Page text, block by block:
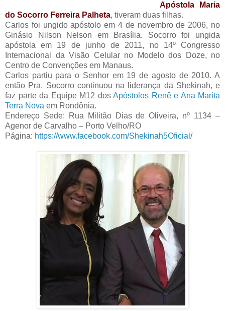
Apóstola Maria
do Socorro Ferreira Palheta, tiveram duas filhas.
Carlos foi ungido apóstolo em 4 de novembro de 2006, no
Ginásio Nilson Nelson em Brasília. Socorro foi ungida
apóstola em 19 de junho de 2011, no 14º Congresso
Internacional da Visão Celular no Modelo dos Doze, no
Centro de Convenções em Manaus.
Carlos partiu para o Senhor em 19 de agosto de 2010. A
então Pra. Socorro continuou na liderança da Shekinah, e
faz parte da Equipe M12 dos Apóstolos Renê e Ana Marita
Terra Nova em Rondônia.
Endereço Sede: Rua Militão Dias de Oliveira, nº 1134 –
Agenor de Carvalho – Porto Velho/RO
Página: https://www.facebook.com/Shekinah5Oficial/